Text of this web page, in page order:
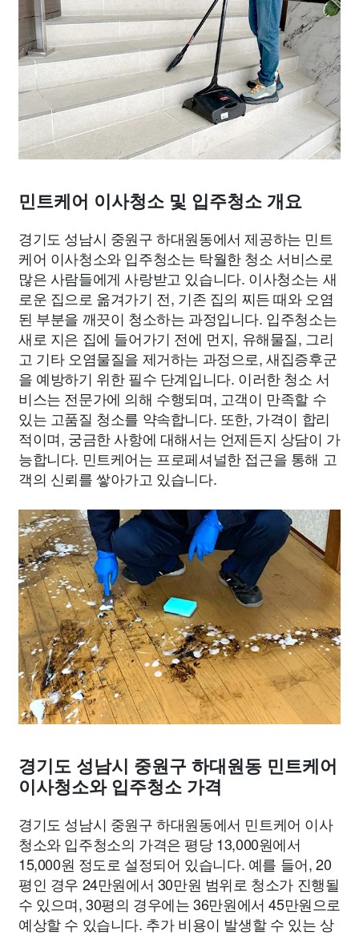
민트케어 이사청소 및 입주청소 개요
경기도 성남시 중원구 하대원동에서 제공하는 민트
케어 이사청소와 입주청소는 탁월한 청소 서비스로
많은 사람들에게 사랑받고 있습니다. 이사청소는 새
로운 집으로 옮겨가기 전, 기존 집의 찌든 때와 오염
된 부분을 깨끗이 청소하는 과정입니다. 입주청소는
새로 지은 집에 들어가기 전에 먼지, 유해물질, 그리
고 기타 오염물질을 제거하는 과정으로, 새집증후군
을 예방하기 위한 필수 단계입니다. 이러한 청소 서
비스는 전문가에 의해 수행되며, 고객이 만족할 수
있는 고품질 청소를 약속합니다. 또한, 가격이 합리
적이며, 궁금한 사항에 대해서는 언제든지 상담이 가
능합니다. 민트케어는 프로페셔널한 접근을 통해 고
객의 신뢰를 쌓아가고 있습니다.
경기도 성남시 중원구 하대원동 민트케어
이사청소와 입주청소 가격
경기도 성남시 중원구 하대원동에서 민트케어 이사
청소와 입주청소의 가격은 평당 13,000원에서
15,000원 정도로 설정되어 있습니다. 예를 들어, 20
평인 경우 24만원에서 30만원 범위로 청소가 진행될
수 있으며, 30평의 경우에는 36만원에서 45만원으로
예상할 수 있습니다. 추가 비용이 발생할 수 있는 상